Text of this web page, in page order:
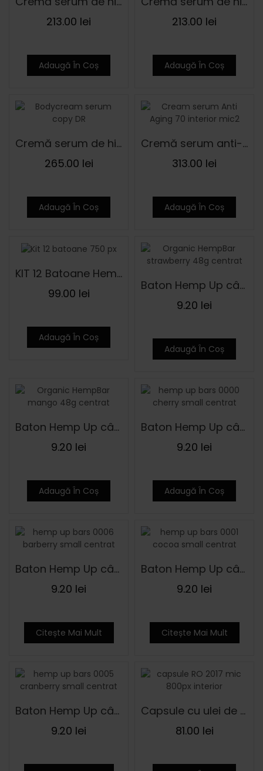
213.00 lei
Adaugă În Coș
213.00 lei
Adaugă În Coș
Cremă serum de hidratare pentru corp QUNABU 50 ml
265.00 lei
Adaugă În Coș
Cremă serum anti-aging pentru toate tipurile ten QUNABU 30 ml
313.00 lei
Adaugă În Coș
KIT 12 Batoane Hemp Up Energy
99.00 lei
Adaugă În Coș
Baton Hemp Up cânepă cu căpșuni ECO 48 g
9.20 lei
Adaugă În Coș
Baton Hemp Up cânepă cu mango și cătină ECO 48 g
9.20 lei
Adaugă În Coș
Baton Hemp Up cânepă cu vișine și dude ECO 48 g
9.20 lei
Adaugă În Coș
Baton Hemp Up cânepă cu agrișe ECO 48 g
9.20 lei
Citește Mai Mult
Baton Hemp Up cânepă cu cacao ECO 48 g
9.20 lei
Citește Mai Mult
Baton Hemp Up cânepă cu merișoare ECO 48 g
9.20 lei
Capsule cu ulei de cânepă – 90 de capsule
81.00 lei